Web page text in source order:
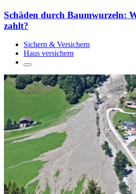
Schäden durch Baumwurzeln:
zahlt?
Sichern & Versichern
Haus versichern